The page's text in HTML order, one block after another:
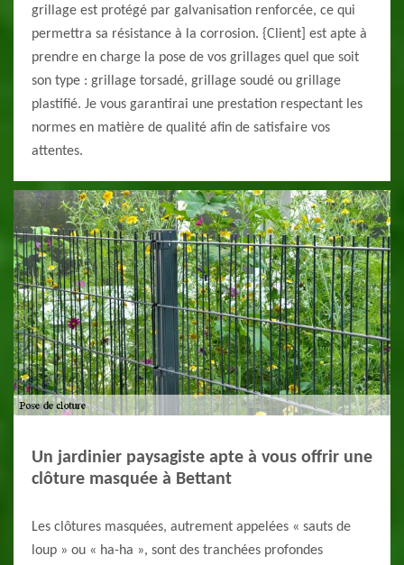
grillage est protégé par galvanisation renforcée, ce qui
permettra sa résistance à la corrosion. {Client] est apte à
prendre en charge la pose de vos grillages quel que soit
son type : grillage torsadé, grillage soudé ou grillage
plastifié. Je vous garantirai une prestation respectant les
normes en matière de qualité afin de satisfaire vos
attentes.
Un jardinier paysagiste apte à vous offrir une
clôture masquée à Bettant
Les clôtures masquées, autrement appelées « sauts de
loup » ou « ha-ha », sont des tranchées profondes